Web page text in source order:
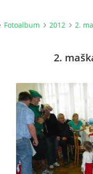
Fotoalbum 2012 2.
2.